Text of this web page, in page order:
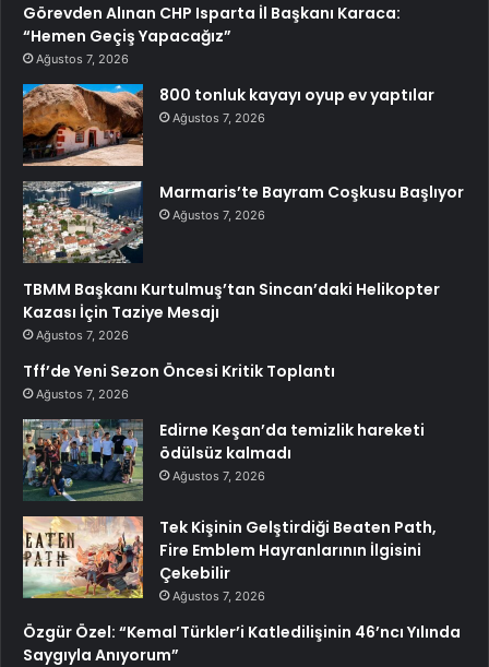
Görevden Alınan CHP Isparta İl Başkanı Karaca:
“Hemen Geçiş Yapacağız”
Ağustos 7, 2026
800 tonluk kayayı oyup ev yaptılar
Ağustos 7, 2026
Marmaris’te Bayram Coşkusu Başlıyor
Ağustos 7, 2026
TBMM Başkanı Kurtulmuş’tan Sincan’daki Helikopter
Kazası İçin Taziye Mesajı
Ağustos 7, 2026
Tff’de Yeni Sezon Öncesi Kritik Toplantı
Ağustos 7, 2026
Edirne Keşan’da temizlik hareketi
ödülsüz kalmadı
Ağustos 7, 2026
Tek Kişinin Gelştirdiği Beaten Path,
Fire Emblem Hayranlarının İlgisini
Çekebilir
Ağustos 7, 2026
Özgür Özel: “Kemal Türkler’i Katledilişinin 46’ncı Yılında
Saygıyla Anıyorum”